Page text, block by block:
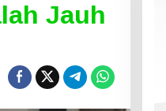
Jauh